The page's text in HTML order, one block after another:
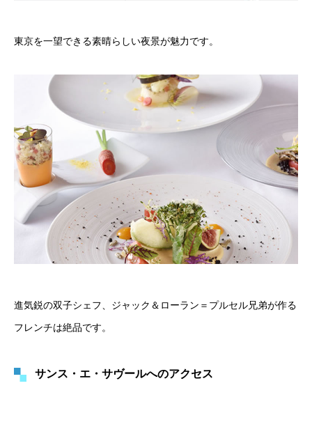
東京を一望できる素晴らしい夜景が魅力です。
進気鋭の双子シェフ、ジャック＆ローラン＝プルセル兄弟が作る
フレンチは絶品です。
サンス・エ・サヴールへのアクセス